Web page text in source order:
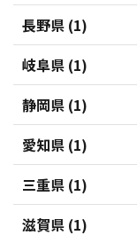
長野県 (1)
岐阜県 (1)
静岡県 (1)
愛知県 (1)
三重県 (1)
滋賀県 (1)